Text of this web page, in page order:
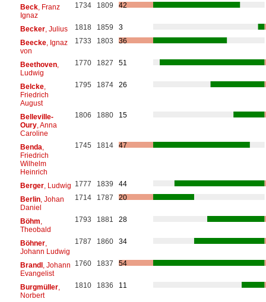
Beck, Franz
Ignaz
1734 1809 42
Becker, Julius 1818 1859
3
Beecke, Ignaz
von
1733 1803 36
Beethoven,
Ludwig
1770 1827 51
Belcke,
Friedrich
August
1795 1874 26
Belleville-
Oury, Anna
Caroline
1806 1880 15
Benda
Friedrich
Wilhelm
Heinrich
1745 1814 47
Berger, Ludwig 1777 1839
44
Berlin, Johan
Daniel
1714 1787 20
Böhm
Theobald
1793 1881 28
Böhner,
Johann Ludwig
1787 1860 34
Brandl, Johann
Evangelist
1760 1837 54
Burgmüller,
Norbert
1810 1836 11